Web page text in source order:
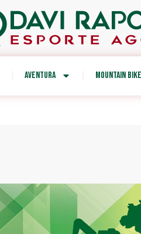
AVENTURA MOUNTAIN BIKE